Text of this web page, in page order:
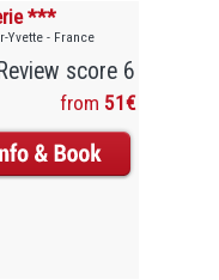
***
Yvette - France
Review score 6
from 51€